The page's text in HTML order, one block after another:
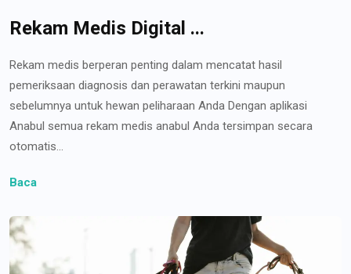
Rekam Medis Digital ...
Rekam medis berperan penting dalam mencatat hasil
pemeriksaan diagnosis dan perawatan terkini maupun
sebelumnya untuk hewan peliharaan Anda Dengan aplikasi
Anabul semua rekam medis anabul Anda tersimpan secara
otomatis...
Baca